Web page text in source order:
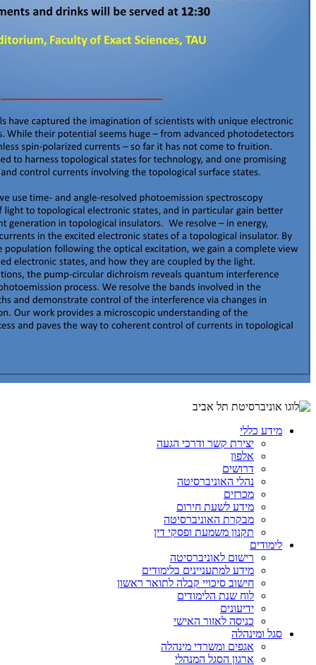
מידע כללי
יצירת קשר ודרכי הגעה
אלפון
דרושים
נהלי האוניברסיטה
מכרזים
מידע לשעת חירום
מבקרת האוניברסיטה
תקנון משמעת ופסקי דין
לימודים
רישום לאוניברסיטה
מידע למתעניינים בלימודים
חישוב סיכויי קבלה לתואר ראשון
לוח שנת הלימודים
ידיעונים
כניסה לאזור האישי
סגל ומינהלה
אגפים ומשרדי מינהלה
ארגון הסגל המנהלי